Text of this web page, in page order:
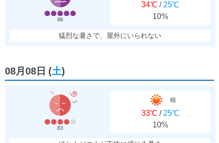
86
34℃ / 25℃
10%
猛烈な暑さで、屋外にいられない
08月08日 (土)
83
晴
33℃ / 25℃
10%